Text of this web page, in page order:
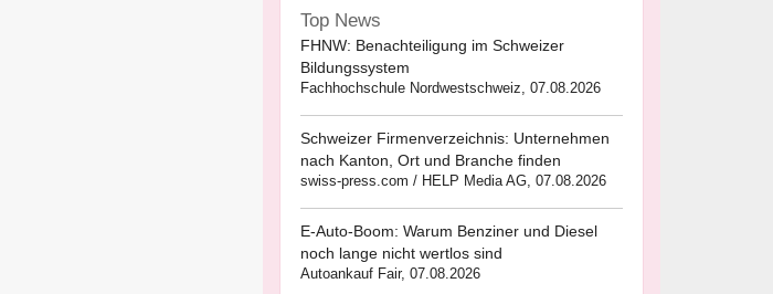
Top News
FHNW: Benachteiligung im Schweizer
Bildungssystem
Fachhochschule Nordwestschweiz, 07.08.2026
Schweizer Firmenverzeichnis: Unternehmen
nach Kanton, Ort und Branche finden
swiss-press.com / HELP Media AG, 07.08.2026
E-Auto-Boom: Warum Benziner und Diesel
noch lange nicht wertlos sind
Autoankauf Fair, 07.08.2026